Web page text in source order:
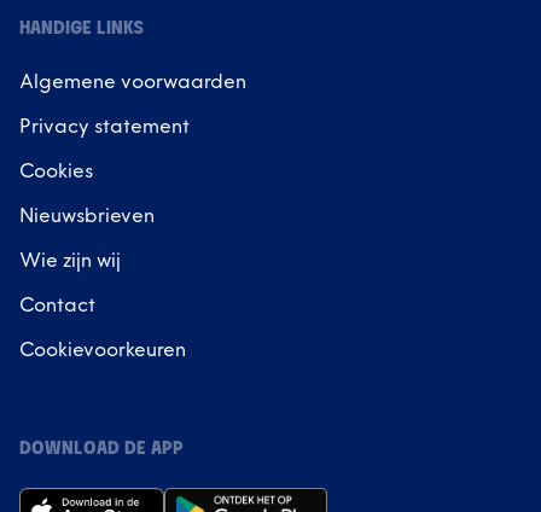
HANDIGE LINKS
Algemene voorwaarden
Privacy statement
Cookies
Nieuwsbrieven
Wie zijn wij
Contact
Cookievoorkeuren
DOWNLOAD DE APP